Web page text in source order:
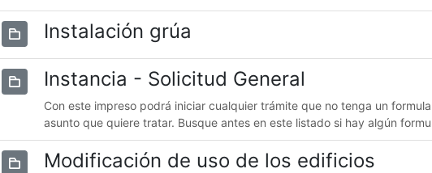
Instalación grúa
Instancia - Solicitud General
Con este impreso podrá iniciar cualquier trámite que no tenga un
asunto que quiere tratar. Busque antes en este listado si hay algún
Modificación de uso de los edificios